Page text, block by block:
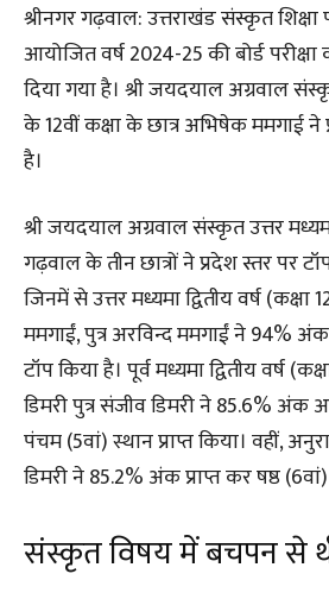
श्रीनगर गढ़वाल: उत्तराखंड संस्कृत शिक्षा
आयोजित वर्ष 2024-25 की बोर्ड
दिया गया है। श्री जयदयाल अग्रवाल
के 12वीं कक्षा के छात्र अभिषेक ममगाई ने
है।
श्री जयदयाल अग्रवाल संस्कृत उत्तर
गढ़वाल के तीन छात्रों ने प्रदेश स्तर पर
जिनमें से उत्तर मध्यमा द्वितीय वर्ष
ममगाईं, पुत्र अरविन्द ममगाईं ने 94% अंक
टॉप किया है। पूर्व मध्यमा द्वितीय वर्ष
डिमरी पुत्र संजीव डिमरी ने 85.6% अंक
पंचम (5वां) स्थान प्राप्त किया। वहीं,
डिमरी ने 85.2% अंक प्राप्त कर षष्ठ
संस्कृत विषय में बचपन से